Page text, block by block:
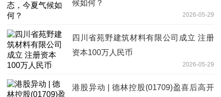
候如何？
2026-05-29
四川省苑野建筑材料有限公司成立 注册
资本100万人民币
2026-05-29
港股异动 | 德林控股(01709)盈喜后高开